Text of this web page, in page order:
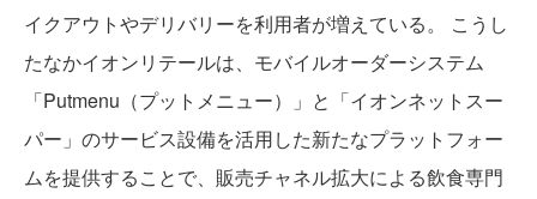
イクアウトやデリバリーを利用者が増えている。 こうし
たなかイオンリテールは、モバイルオーダーシステム
「Putmenu（プットメニュー）」と「イオンネットスー
パー」のサービス設備を活用した新たなプラットフォー
ムを提供することで、販売チャネル拡大による飲食専門